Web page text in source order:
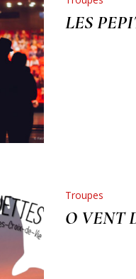
LES
Troupes
O VENT